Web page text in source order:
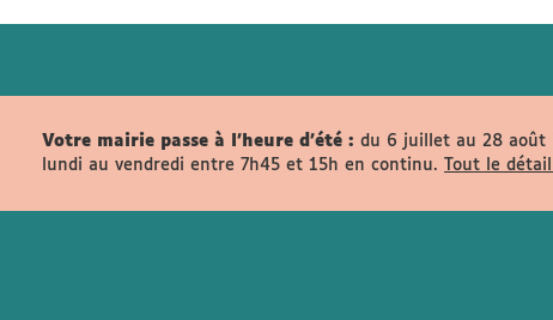
Votre mairie passe à l'heure d'été : du 6 juillet au 28 août
lundi au vendredi entre 7h45 et 15h en continu. Tout le